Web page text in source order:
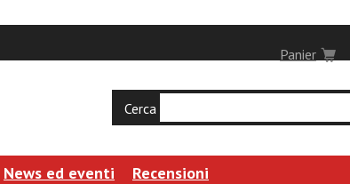
Panier
Cerca
News ed eventi Recensioni